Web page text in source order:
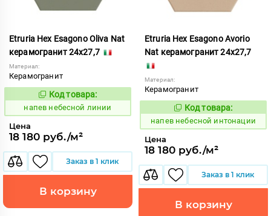
Etruria Hex Esagono Oliva Nat
керамогранит 24x27,7
Материал:
Керамогранит
1086044
Код товара:
напев небесной линии
Цена
18 180 руб./м²
Заказ в 1 клик
В корзину
Etruria Hex Esagono Avorio
Nat керамогранит 24x27,7
Материал:
Керамогранит
1086033
Код товара:
напев небесной интонации
Цена
18 180 руб./м²
Заказ в 1 клик
В корзину